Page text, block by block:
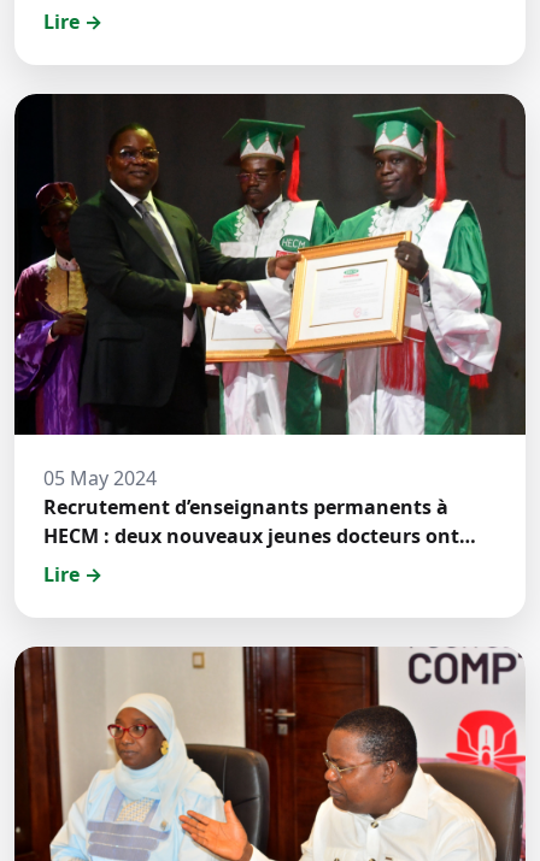
Lire →
05 May 2024
Recrutement d’enseignants permanents à
HECM : deux nouveaux jeunes docteurs ont
prêté́ serment
Lire →